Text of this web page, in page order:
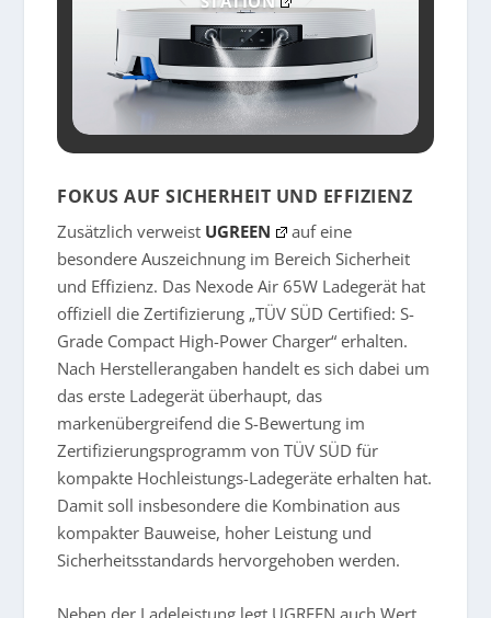
FOKUS AUF SICHERHEIT UND EFFIZIENZ
Zusätzlich verweist UGREEN
auf eine
besondere Auszeichnung im Bereich Sicherheit
und Effizienz. Das Nexode Air 65W Ladegerät hat
offiziell die Zertifizierung „TÜV SÜD Certified: S-
Grade Compact High-Power Charger“ erhalten.
Nach Herstellerangaben handelt es sich dabei um
das erste Ladegerät überhaupt, das
markenübergreifend die S-Bewertung im
Zertifizierungsprogramm von TÜV SÜD für
kompakte Hochleistungs-Ladegeräte erhalten hat.
Damit soll insbesondere die Kombination aus
kompakter Bauweise, hoher Leistung und
Sicherheitsstandards hervorgehoben werden.